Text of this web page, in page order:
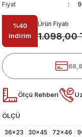
Fiyat
%40
indirim
Ürün Fiyatı
1.098,00
Ölçü Rehberi
ÖLÇÜ
36x23 30x45 72x46